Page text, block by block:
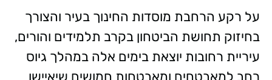
על רקע הרחבת מוסדות החינוך בעיר והצורך
בחיזוק תחושת הביטחון בקרב תלמידים והורים,
עיריית רחובות יוצאת בימים אלה במהלך גיוס
רחב למאבטחים ומאבטחות חמושים שיאיישו